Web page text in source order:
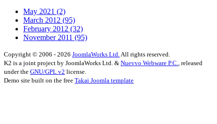
May 2021 (2)
March 2012 (95)
February 2012 (32)
November 2011 (95)
Copyright © 2006 - 2026 JoomlaWorks Ltd. All rights reserved.
K2 is a joint project by JoomlaWorks Ltd. & Nuevvo Webware P.C.
, released
under the GNU/GPL v2 license.
Demo site built on the free Takai Joomla template